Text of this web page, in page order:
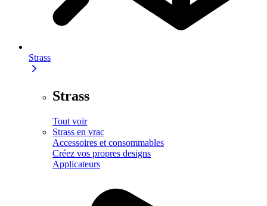
Strass
Strass
Tout voir
Strass en vrac
Accessoires et consommables
Créez vos propres designs
Applicateurs